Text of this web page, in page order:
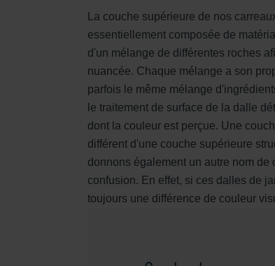
La couche supérieure de nos
essentiellement composée de
d'un mélange de différentes roches
nuancée. Chaque mélange a son
parfois le même mélange
le traitement de surface de la dalle
dont la couleur est perçue. Une
différent d'une couche supérieure
donnons également un autre nom
confusion. En effet, si ces dalles de
toujours une différence de couleur